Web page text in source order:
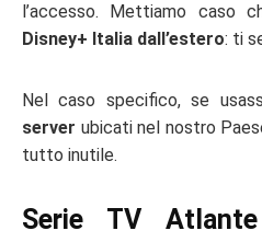
l’accesso. Mettiamo caso
Disney+ Italia dall’estero: ti
Nel caso specifico, se
server ubicati nel nostro
tutto inutile.
Serie TV